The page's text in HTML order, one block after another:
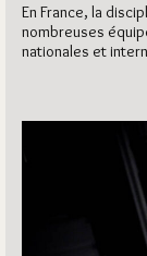
En France, la
nombreuses
nationales et